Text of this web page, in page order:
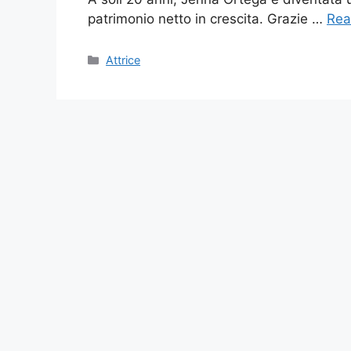
patrimonio netto in crescita. Grazie …
Categories
Attrice